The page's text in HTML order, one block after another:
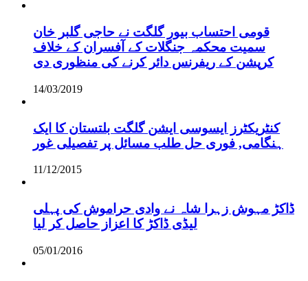
قومی احتساب بیور گلگت نے حاجی گلبر خان
سمیت محکمہ جنگلات کے آفسران کے خلاف
کرپشن کے ریفرنس دائر کرنے کی منظوری دی
14/03/2019
کنٹریکٹرز ایسوسی ایشن گلگت بلتستان کا ایک
ہنگامی, فوری حل طلب مسائل پر تفصیلی غور
11/12/2015
ڈاکڑ مہوش زہرا شاہ نے وادی حراموش کی پہلی
لیڈی ڈاکڑ کا اعزاز حاصل کر لیا
05/01/2016